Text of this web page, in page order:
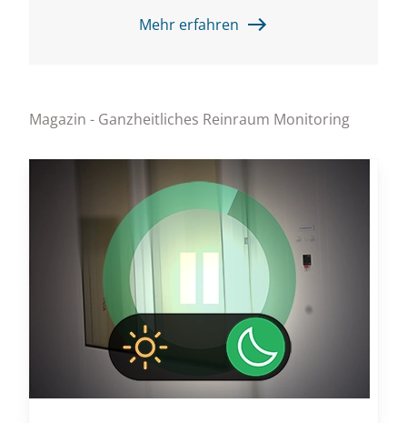
Mehr erfahren
Magazin - Ganzheitliches Reinraum Monitoring